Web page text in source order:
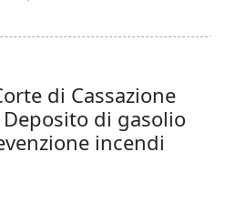
di Cassazione
di gasolio
incendi